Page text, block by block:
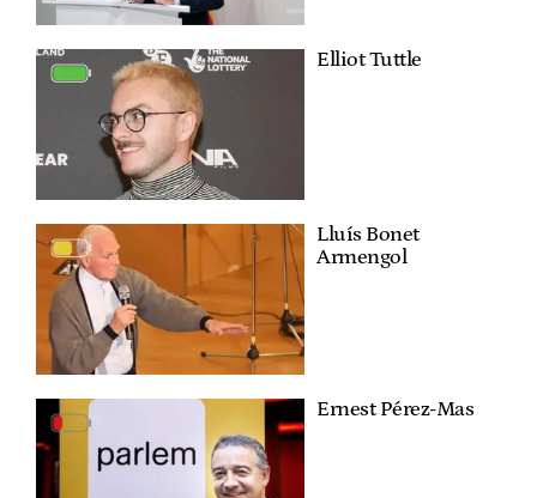
Elliot Tuttle
Lluís Bonet
Armengol
Ernest Pérez-Mas